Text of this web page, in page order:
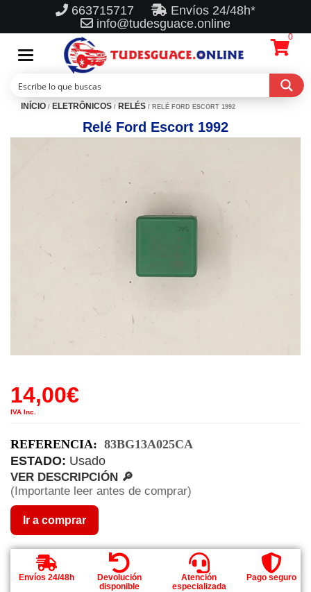
663715717
Envíos 24/48h*
info@tudesguace.online
Toggle
navigation
0
INÍCIO / ELETRÔNICOS / RELÉS / RELÉ FORD ESCORT 1992
Relé Ford Escort 1992
14,00€
IVA Inc.
REFERENCIA: 83BG13A025CA
ESTADO: Usado
VER DESCRIPCIÓN 🔎
(Importante leer antes de comprar)
Ir a comprar
Envíos 24/48h
Devolución
disponible
Atención
especializada
Pago seguro